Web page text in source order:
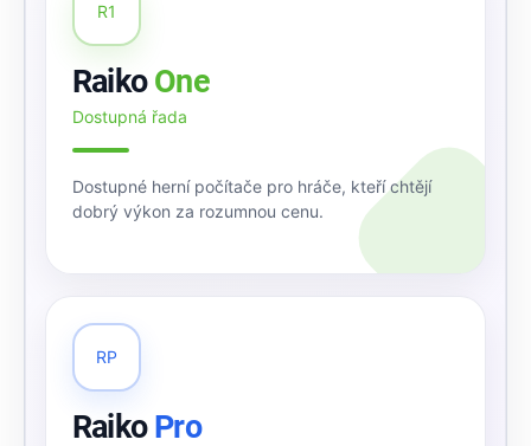
R1
RaikoOne
Dostupná řada
Dostupné herní počítače pro hráče, kteří chtějí
dobrý výkon za rozumnou cenu.
RP
RaikoPro